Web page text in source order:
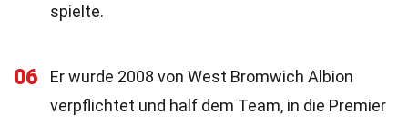
spielte.
06
Er wurde 2008 von West Bromwich Albion
verpflichtet und half dem Team, in die Premier